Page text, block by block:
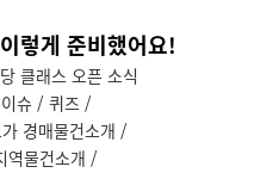
렇게 준비했어요!
클래스 오픈 소식
슈 / 퀴즈 /
경매물건소개 /
역물건소개 /